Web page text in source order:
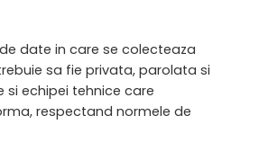
date in care se colecteaza
sa fie privata, parolata si
si echipei tehnice care
respectand normele de